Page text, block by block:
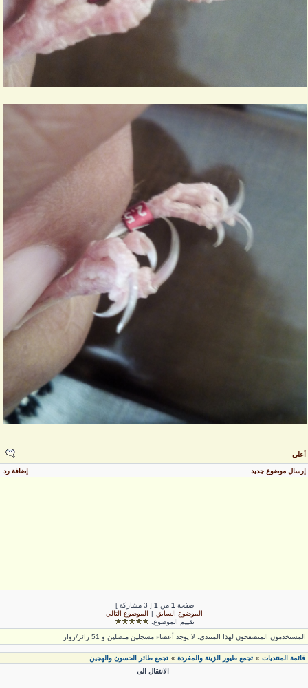
أعلى
إرسال موضوع جديد إضافة رد
صفحة1 من [ 3 مشاركة ]
الموضوع السابق| الموضوع التالي
تقييم الموضوع:
المستخدمون المتصفحون لهذا المنتدى: لا يوجد أعضاء مسجلين متصلين و 51 زائر/زوار
قائمة المنتديات» تجمع طيور الزينة والمغردة» تجمع طائر الحسون والهجين
الانتقال الى